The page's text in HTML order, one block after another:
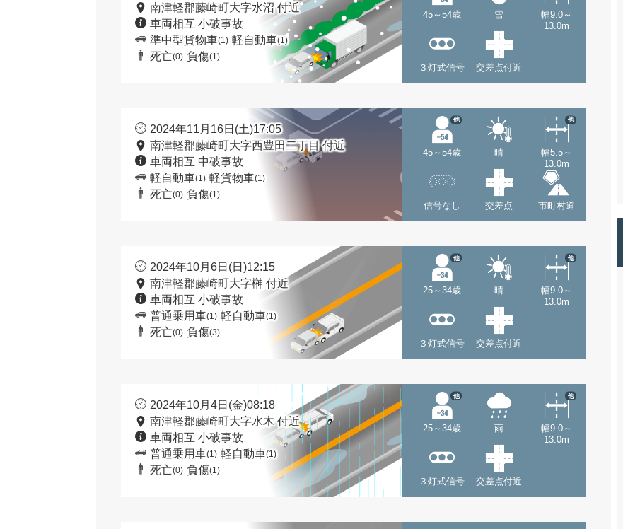
南津軽郡藤崎町大字水沼 付近
車両相互 小破事故
準中型貨物車(1) 軽自動車(1)
死亡(0) 負傷(1)
45～54歳 雪
幅9.0～
13.0m
３灯式信号 交差点付近
2024年11月16日(土)17:05
南津軽郡藤崎町大字西豊田二丁目 付近
車両相互 中破事故
軽自動車(1) 軽貨物車(1)
死亡(0) 負傷(1)
45～54歳
他
晴
幅5.5～
13.0m
他
信号なし 交差点 市町村道
2024年10月6日(日)12:15
南津軽郡藤崎町大字榊 付近
車両相互 小破事故
普通乗用車(1) 軽自動車(1)
死亡(0) 負傷(3)
25～34歳
他
晴
幅9.0～
13.0m
他
３灯式信号 交差点付近
2024年10月4日(金)08:18
南津軽郡藤崎町大字水木 付近
車両相互 小破事故
普通乗用車(1) 軽自動車(1)
死亡(0) 負傷(1)
25～34歳
他
雨
幅9.0～
13.0m
他
３灯式信号 交差点付近